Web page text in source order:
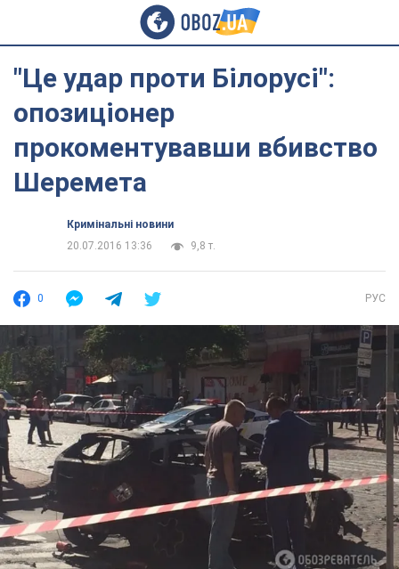
"Це удар проти Білорусі":
опозиціонер
прокоментувавши вбивство
Шеремета
Кримінальні новини
20.07.2016 13:36
9,8 т.
0 РУС